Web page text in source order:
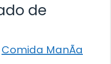
de
Comida ManÃ­a